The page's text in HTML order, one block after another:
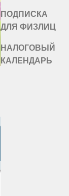
ПОДПИСКА
ДЛЯ ФИЗЛИЦ
НАЛОГОВЫЙ
КАЛЕНДАРЬ